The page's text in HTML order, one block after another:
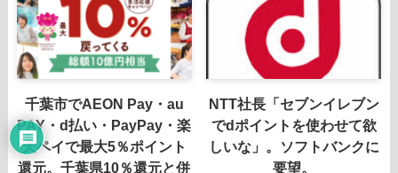
千葉市でAEON Pay・au
PAY・d払い・PayPay・楽
天ペイで最大5％ポイント
還元。千葉県10％還元と併
NTT社長「セブンイレブン
でdポイントを使わせて欲
しいな」。ソフトバンクに
要望。